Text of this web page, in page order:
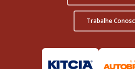
Trabalhe